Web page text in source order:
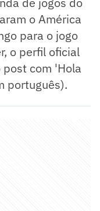
o América
para o jogo
o perfil oficial
com 'Hola
português).